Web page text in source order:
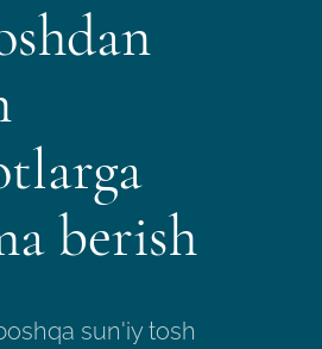
berish
sun'iy tosh